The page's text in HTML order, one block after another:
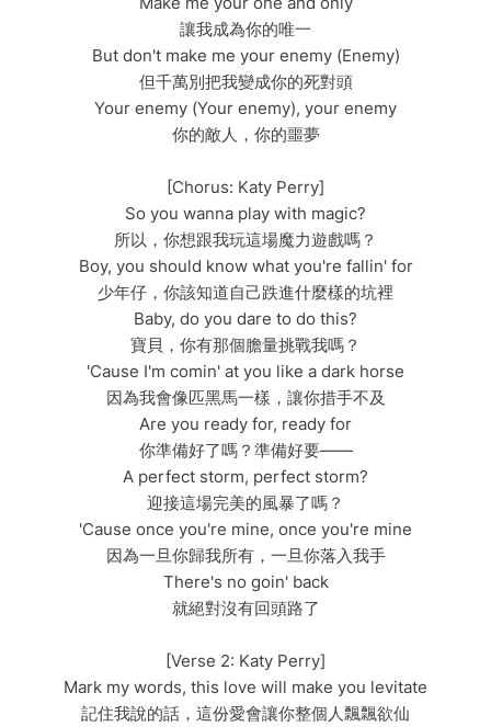
讓我成為你的唯一
But don't make me your enemy (Enemy)
但千萬別把我變成你的死對頭
Your enemy (Your enemy), your enemy
你的敵人，你的噩夢
[Chorus: Katy Perry]
So you wanna play with magic?
所以，你想跟我玩這場魔力遊戲嗎？
Boy, you should know what you're fallin' for
少年仔，你該知道自己跌進什麼樣的坑裡
Baby, do you dare to do this?
寶貝，你有那個膽量挑戰我嗎？
'Cause I'm comin' at you like a dark horse
因為我會像匹黑馬一樣，讓你措手不及
Are you ready for, ready for
你準備好了嗎？準備好要——
A perfect storm, perfect storm?
迎接這場完美的風暴了嗎？
'Cause once you're mine, once you're mine
因為一旦你歸我所有，一旦你落入我手
There's no goin' back
就絕對沒有回頭路了
[Verse 2: Katy Perry]
Mark my words, this love will make you levitate
記住我說的話，這份愛會讓你整個人飄飄欲仙